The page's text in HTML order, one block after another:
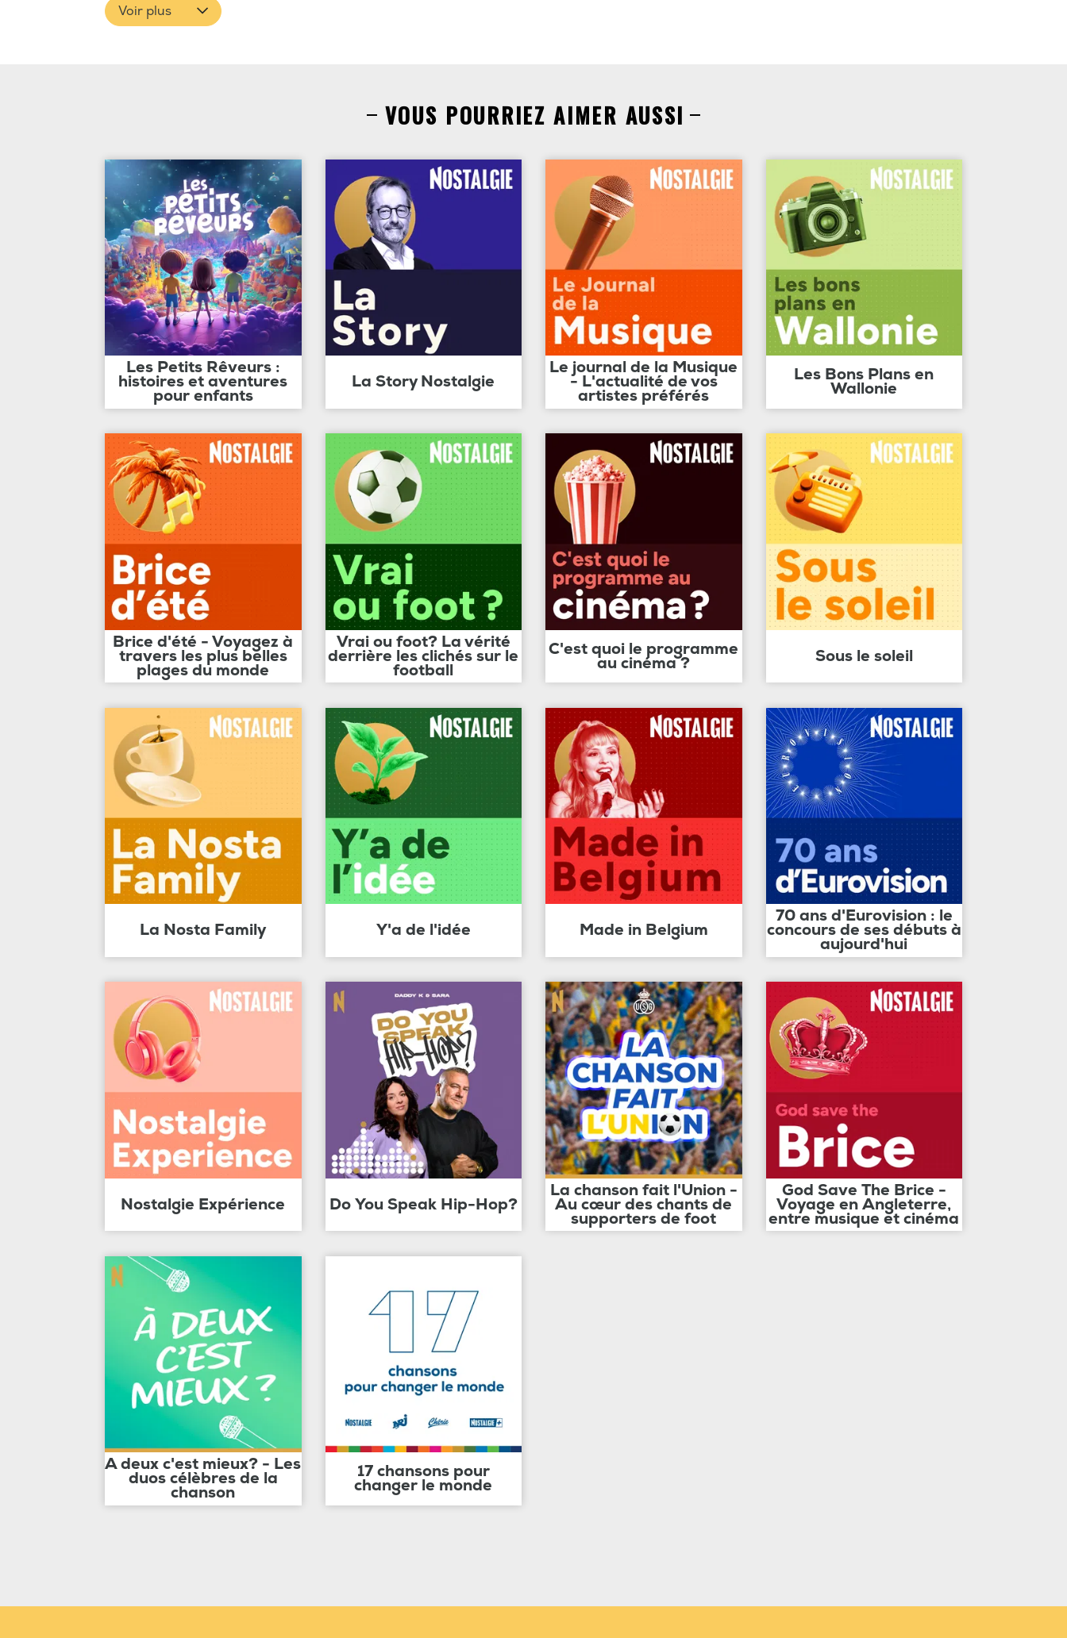
Voir plus
VOUS POURRIEZ AIMER AUSSI
Les Petits Rêveurs :
histoires et aventures
pour enfants
La Story Nostalgie
Le journal de la Musique
- L'actualité de vos
artistes préférés
Les Bons Plans en
Wallonie
Brice d'été - Voyagez à
travers les plus belles
plages du monde
Vrai ou foot? La vérité
derrière les clichés sur le
football
C'est quoi le programme
au cinéma ? Sous le soleil
La Nosta Family Y'a de l'idée Made in Belgium
70 ans d'Eurovision : le
concours de ses débuts à
aujourd'hui
Nostalgie Expérience Do You Speak Hip-Hop?
La chanson fait l'Union -
Au cœur des chants de
supporters de foot
God Save The Brice -
Voyage en Angleterre,
entre musique et cinéma
A deux c'est mieux? - Les
duos célèbres de la
chanson
17 chansons pour
changer le monde